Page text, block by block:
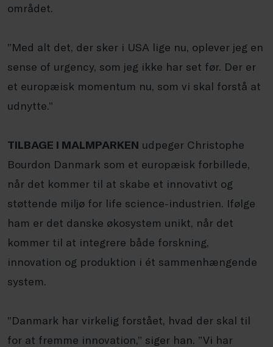
området.
”Med alt det, der sker i USA lige nu, oplever jeg en
sense of urgency, som jeg ikke har set før. Der er
et europæisk momentum nu, som vi skal forstå at
udnytte.”
TILBAGE I MALMPARKEN udpeger Christophe
Bourdon Danmark som et europæisk forbillede,
når det kommer til at skabe et innovativt og
støttende miljø for life science-industrien. Ifølge
ham er det danske økosystem unikt, når det
kommer til at integrere både forskning,
innovation og produktion i ét sammenhængende
system.
”Danmark har virkelig forstået, hvad der skal til
for at fremme innovation,” siger han. ”Vi har